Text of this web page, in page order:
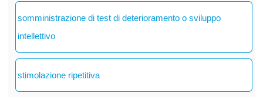
somministrazione di test di deterioramento o sviluppo
intellettivo
stimolazione ripetitiva